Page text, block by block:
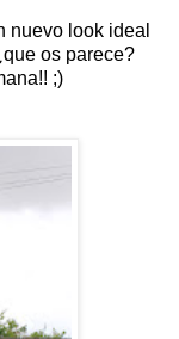
nuevo look ideal
os parece?
;)